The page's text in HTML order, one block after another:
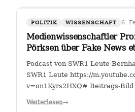
POLITIK WISSENSCHAFT 6.
Medienwissenschaftler
Pörksen über Fake News
Podcast von SWR1 Leute
SWR1 Leute https://
v=on1Kyrs2HXQ# Beitrags-Bild
Weiterlesen→